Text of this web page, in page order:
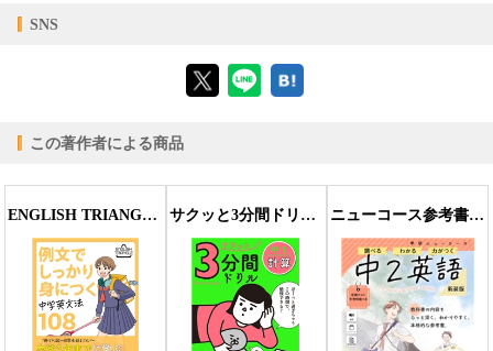
【対応デバイス】
【PC版ConTenDoビューア】
【モバイルビューア】
SNS
この著作者による商品
ENGLISH TRIANGLE 例文でしっかり身につく 中学英文法108 サクッと3分間ドリル 中1計算 改訂版 ニューコース参考書 中2英語 新装版